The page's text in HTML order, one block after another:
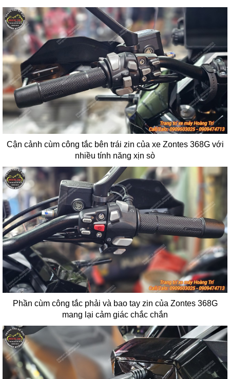
Cận cảnh cùm công tắc bên trái zin của xe Zontes 368G với
nhiều tính năng xịn sò
Phần cùm công tắc phải và bao tay zin của Zontes 368G
mang lại cảm giác chắc chắn